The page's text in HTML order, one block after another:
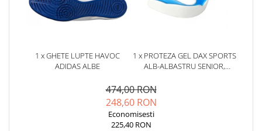
1 x GHETE LUPTE HAVOC
ADIDAS ALBE
1 x PROTEZA GEL DAX SPORTS
ALB-ALBASTRU SENIOR,
474,00 RON
248,60 RON
Economisesti
225,40 RON